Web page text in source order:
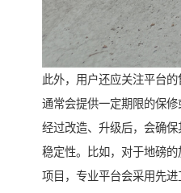
此外，用户还应关注平台
通常会提供一定期限的保
经过改造、升级后，会确
稳定性。比如，对于地磅
项目，专业平台会采用先